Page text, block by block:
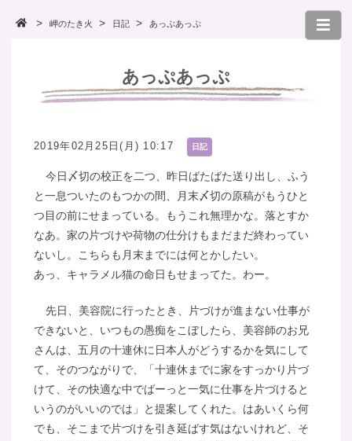
岬のたき火 日記 あっぷあっぷ
あっぷあっぷ
2019年02月25日(月) 10:17 日記
今日〆切の校正を二つ、昨日ばたばた送り出し、ふう
と一息ついたのもつかの間、月末〆切の原稿がもうひと
つ目の前にせまっている。もうこれ無理かな。落とすか
なあ。家の片づけや荷物の仕分けもまだまだ終わってい
ないし。こちらも月末までには何とかしたい。
あっ、キャラメル猫の命日もせまってた。わー。
先日、美容院に行ったとき、片づけが進まない仕事が
できないと、いつもの愚痴をこぼしたら、美容師のお兄
さんは、五月の十連休に日本人がどうするかを気にして
て、そのつながりで、「十連休までに家をすっかり片づ
けて、その快適な中でばーっと一気に仕事を片づけると
いうのがいいのでは」と提案してくれた。はあいくら何
でも、そこまで片づけを引き延ばす気はないけれど、そ